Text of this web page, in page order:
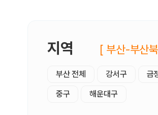
지역 [ 부산-부산
부산 전체 강서구 금
중구 해운대구